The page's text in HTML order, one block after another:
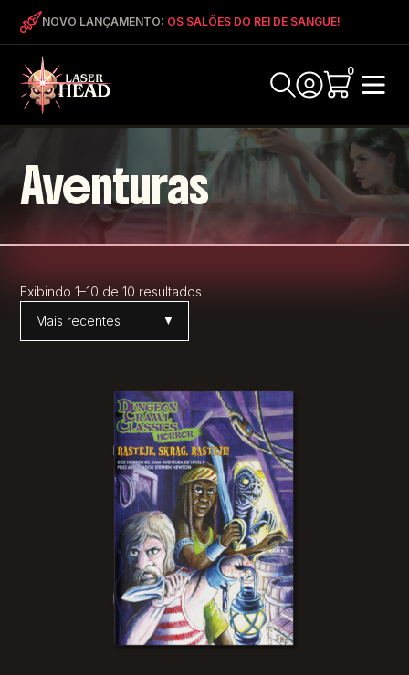
NOVO LANÇAMENTO: OS SALÕES DO REI DE SANGUE!
0
Aventuras
Exibindo 1–10 de 10 resultados
Ordenar por